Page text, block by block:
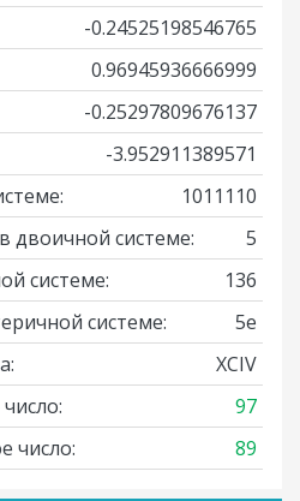
-0.24525198546765
0.96945936666999
-0.25297809676137
-3.952911389571
1011110
двоичной системе:
5
системе:
136
системе:
5e
XCIV
97
число:
89